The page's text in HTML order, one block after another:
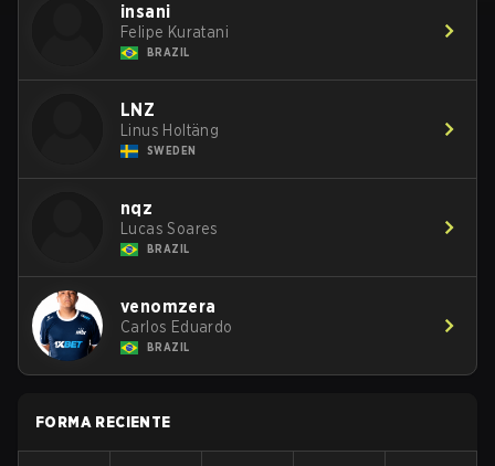
insani
Felipe Kuratani
BRAZIL
LNZ
Linus Holtäng
SWEDEN
nqz
Lucas Soares
BRAZIL
venomzera
Carlos Eduardo
BRAZIL
FORMA RECIENTE